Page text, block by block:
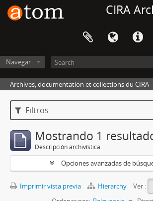
CIRA
Navegar
Archives, documentation et collections du CIRA
Filtros
Mostrando 1
Descripción archivística
Opciones avanzadas de
Imprimir vista previa Hierarchy
Ver :